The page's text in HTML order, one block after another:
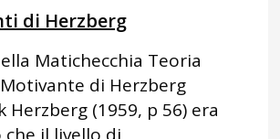
di Herzberg
Matichecchia Teoria
di Herzberg
Herzberg (1959, p 56) era